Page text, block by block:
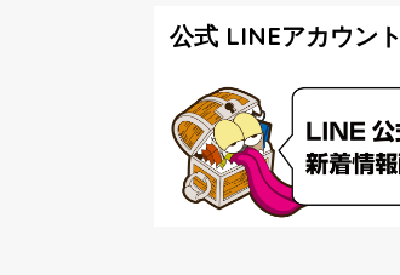
公式 LINEアカウント